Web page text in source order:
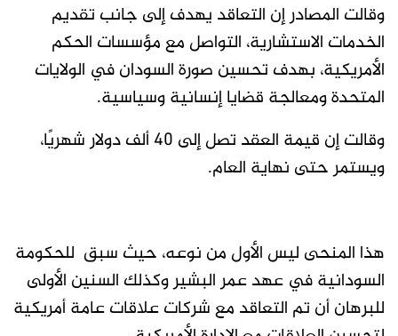
وقالت المصادر إن التعاقد يهدف إلى جانب تقديم
الخدمات الاستشارية، التواصل مع مؤسسات الحكم
الأمريكية، بهدف تحسين صورة السودان في الولايات
المتحدة ومعالجة قضايا إنسانية وسياسية.
وقالت إن قيمة العقد تصل إلى 40 ألف دولار شهريًا،
ويستمر حتى نهاية العام.
هذا المنحى ليس الأول من نوعه، حيث سبق للحكومة
السودانية في عهد عمر البشير وكذلك السنين الأولى
للبرهان أن تم التعاقد مع شركات علاقات عامة أمريكية